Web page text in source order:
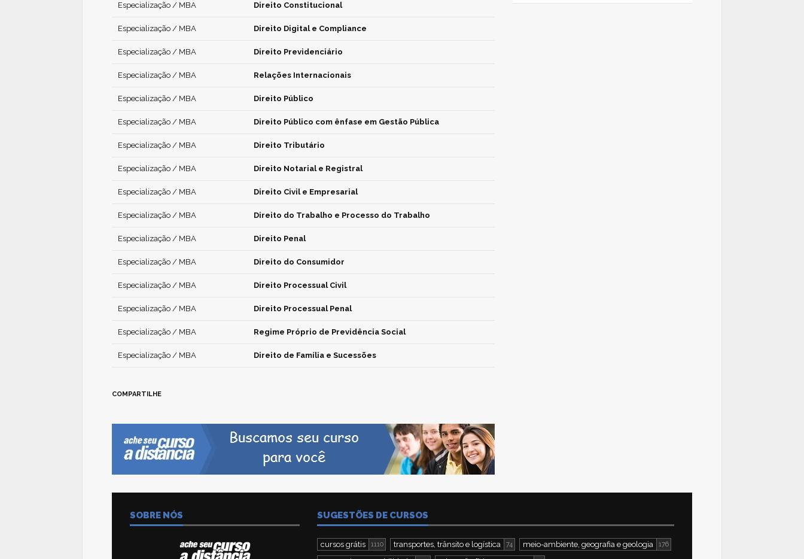
Especialização / MBA Direito Constitucional
Especialização / MBA Direito Digital e Compliance
Especialização / MBA Direito Previdenciário
Especialização / MBA Relações Internacionais
Especialização / MBA Direito Público
Especialização / MBA Direito Público com ênfase em Gestão Pública
Especialização / MBA Direito Tributário
Especialização / MBA Direito Notarial e Registral
Especialização / MBA Direito Civil e Empresarial
Especialização / MBA Direito do Trabalho e Processo do Trabalho
Especialização / MBA Direito Penal
Especialização / MBA Direito do Consumidor
Especialização / MBA Direito Processual Civil
Especialização / MBA Direito Processual Penal
Especialização / MBA Regime Próprio de Previdência Social
Especialização / MBA Direito de Família e Sucessões
COMPARTILHE
SOBRE NÓS SUGESTÕES DE CURSOS
cursos grátis 1110 transportes, trânsito e logística 74 meio-ambiente, geografia e geologia 176